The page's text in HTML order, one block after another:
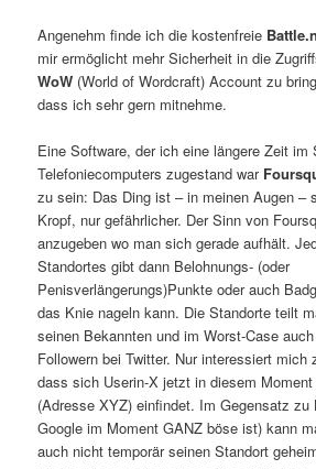
Angenehm finde ich die kostenfreie
mir ermöglicht mehr Sicherheit in die
WoW (World of Wordcraft) Account zu
dass ich sehr gern mitnehme.
Eine Software, der ich eine längere Zeit im
Telefoniecomputers zugestand war
zu sein: Das Ding ist – in meinen Augen –
Kropf, nur gefährlicher. Der Sinn von
anzugeben wo man sich gerade aufhält.
Standortes gibt dann Belohnungs- (oder
Penisverlängerungs)Punkte oder auch
das Knie nageln kann. Die Standorte teilt
seinen Bekannten und im Worst-Case
Followern bei Twitter. Nur interessiert mich
dass sich Userin-X jetzt in diesem
(Adresse XYZ) einfindet. Im Gegensatz zu
Google im Moment GANZ böse ist) kann
auch nicht temporär seinen Standort